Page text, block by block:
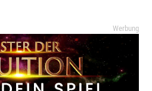
Werbung